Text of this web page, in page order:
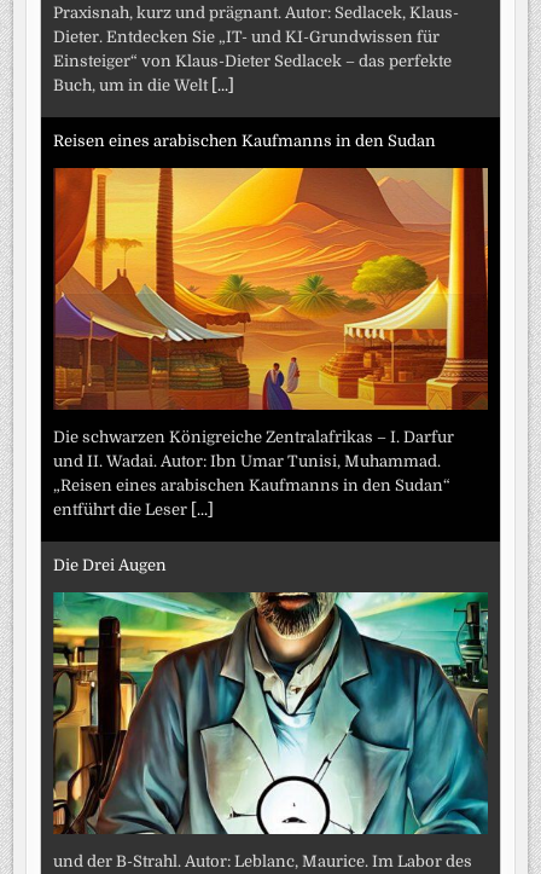
Praxisnah, kurz und prägnant. Autor: Sedlacek, Klaus-
Dieter. Entdecken Sie „IT- und KI-Grundwissen für
Einsteiger“ von Klaus-Dieter Sedlacek – das perfekte
Buch, um in die Welt [...]
Reisen eines arabischen Kaufmanns in den Sudan
Die schwarzen Königreiche Zentralafrikas – I. Darfur
und II. Wadai. Autor: Ibn Umar Tunisi, Muhammad.
„Reisen eines arabischen Kaufmanns in den Sudan“
entführt die Leser [...]
Die Drei Augen
und der B-Strahl. Autor: Leblanc, Maurice. Im Labor des